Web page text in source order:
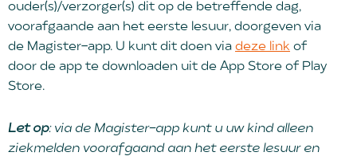
ouder(s)/verzorger(s) dit op de betreffende dag,
voorafgaande aan het eerste lesuur, doorgeven via
de Magister-app. U kunt dit doen via deze link of
door de app te downloaden uit de App Store of Play
Store.
Let op: via de Magister-app kunt u uw kind alleen
ziekmelden voorafgaand aan het eerste lesuur en